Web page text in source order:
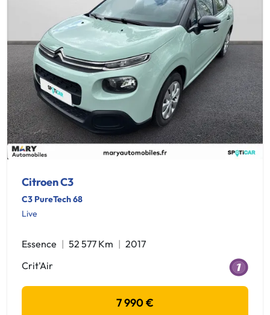
Citroen C3
C3 PureTech 68
Live
Essence 52 577 Km
2017
Crit'Air
7 990 €